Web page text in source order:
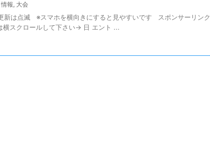
情報, 大会
新は点滅 ※スマホを横向きにすると見やすいです スポンサーリンク
スクロールして下さい→ 日 エント ...